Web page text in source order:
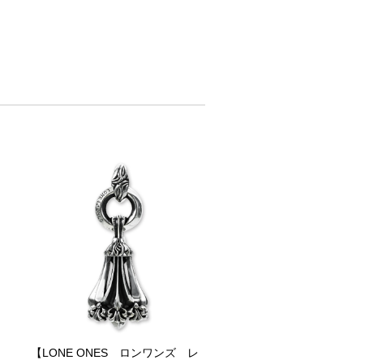
【LONE ONES ロンワンズ レ